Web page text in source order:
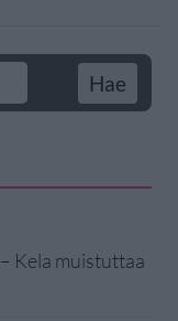
Kela muistuttaa